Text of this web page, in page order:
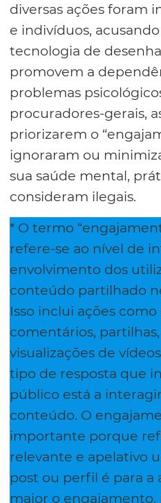
diversas ações foram
e indivíduos,
tecnologia de
promovem a
problemas
procuradores-gerais,
priorizarem o
ignoraram ou
sua saúde mental,
consideram ilegais.
* O termo
refere-se ao nível de
envolvimento dos
conteúdo partilhado
Isso inclui ações como
comentários,
visualizações de
tipo de resposta que
público está a
conteúdo. O
importante porque
relevante e apelativo
post ou perfil é para a
maior o engajamento,